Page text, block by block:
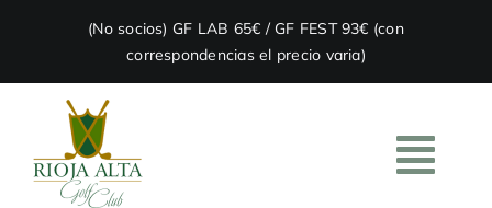
(No socios) GF LAB 65€ / GF FEST 93€ (con
correspondencias el precio varia)